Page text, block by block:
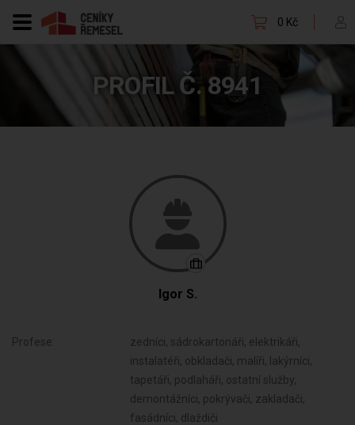
0 Kč
PROFIL Č. 8941
Igor S.
Profese:
zedníci, sádrokartonáři, elektrikáři,
instalatéři, obkladači, malíři, lakýrníci,
tapetáři, podlaháři, ostatní služby,
demontážníci, pokrývači, zakladači,
fasádníci, dlaždiči